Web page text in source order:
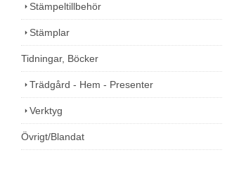
Stämpeltillbehör
Stämplar
Tidningar, Böcker
Trädgård - Hem - Presenter
Verktyg
Övrigt/Blandat